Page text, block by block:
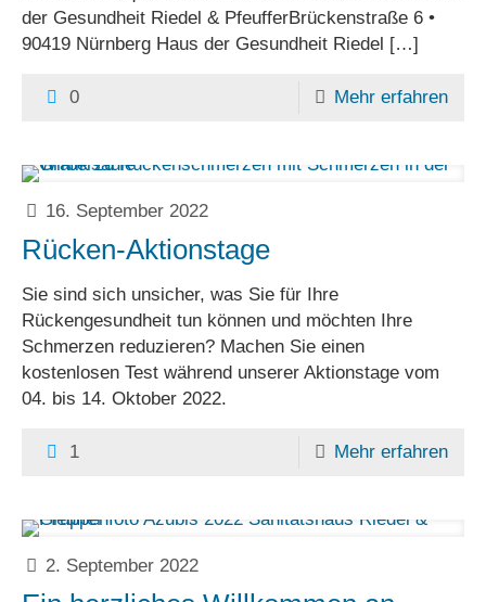
der Gesundheit Riedel & PfeufferBrückenstraße 6 •
90419 Nürnberg Haus der Gesundheit Riedel […]
0 Mehr erfahren
16. September 2022
Rücken-Aktionstage
Sie sind sich unsicher, was Sie für Ihre
Rückengesundheit tun können und möchten Ihre
Schmerzen reduzieren? Machen Sie einen
kostenlosen Test während unserer Aktionstage vom
04. bis 14. Oktober 2022.
1 Mehr erfahren
2. September 2022